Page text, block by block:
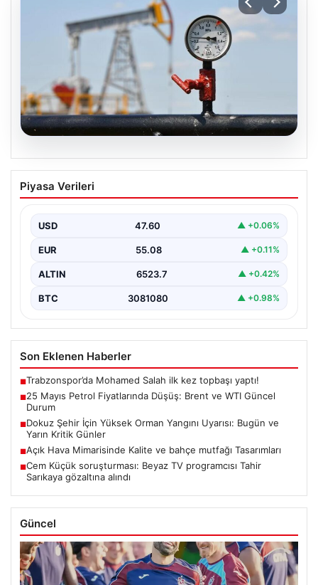
25 Mayıs Petrol Fiyatlarında Düşüş:
Brent ve WTI Güncel Durum
maddelerinden biri olan petrol fiyatlarındaki hareketlilik,
özellikle Orta…
Piyasa Verileri
USD 47.60 ▲ +0.06%
EUR 55.08 ▲ +0.11%
ALTIN 6523.7 ▲ +0.42%
BTC 3081080 ▲ +0.98%
Son Eklenen Haberler
■Trabzonspor’da Mohamed Salah ilk kez topbaşı yaptı!
■25 Mayıs Petrol Fiyatlarında Düşüş: Brent ve WTI Güncel
Durum
■Dokuz Şehir İçin Yüksek Orman Yangını Uyarısı: Bugün ve
Yarın Kritik Günler
■Açık Hava Mimarisinde Kalite ve bahçe mutfağı Tasarımları
■Cem Küçük soruşturması: Beyaz TV programcısı Tahir
Sarıkaya gözaltına alındı
Güncel